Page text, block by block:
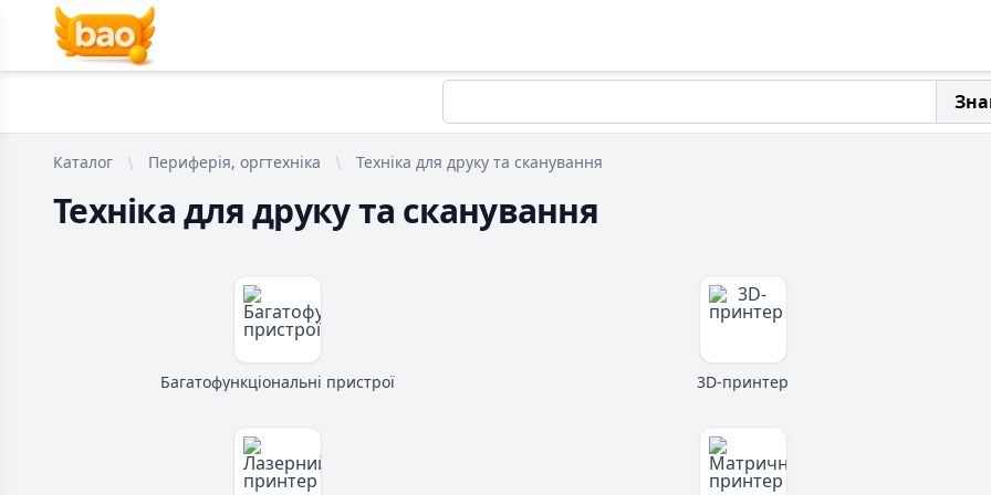
Каталог Периферія, оргтехніка Техніка для друку та сканування
Техніка для друку та сканування
Багатофункціональні пристрої 3D-принтер